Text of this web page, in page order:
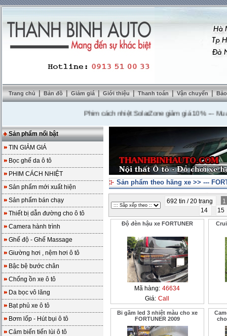
Trang chủ | Bản đồ | Giảm giá | Giới thiệu | Thanh toán | Vận chuyển |
Phim cách nhiệt SolarZone giảm giá 10%---Mua
Sản phẩm nổi bật
TIN GIẢM GIÁ
Bọc ghế da ô tô
PHIM CÁCH NHIỆT
Sản phẩm mới xuất hiện
Sản phẩm bán chạy
Thiết bị dẫn đường cho ô tô
Camera hành trình
Ghế độ - Ghế Massage
Giường hơi , nệm hơi ô tô
Bậc bệ bước chân
Chống ồn xe ô tô
Da bọc vô lăng
Bạt phủ xe ô tô
Bơm lốp - Hút bụi ô tô
Cảm biến tiến lùi ô tô
Sản phẩm theo hãng xe >> ---
692 tin / 20 trang
1
14
15
Độ đèn hậu xe FORTUNER
Mã hàng: 46634
Giá: Call
Bi gầm led 3 nhiệt màu cho xe
FORTUNER 2009